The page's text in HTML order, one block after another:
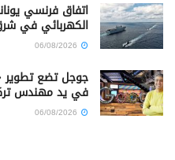
اتفاق فرنسي
الكهربائي في
في يد مهندس